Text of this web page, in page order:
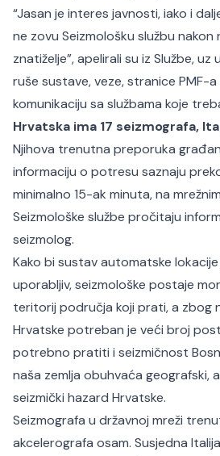
“Jasan je interes javnosti, iako i
ne zovu Seizmološku službu
znatiželje”, apelirali su iz Službe,
ruše sustave, veze, stranice PMF-
komunikaciju sa službama koje
Hrvatska ima 17 seizmografa,
Njihova trenutna preporuka
informaciju o potresu saznaju
minimalno 15-ak minuta, na
Seizmološke službe pročitaju
seizmolog.
Kako bi sustav automatske
uporabljiv, seizmološke postaje
teritorij područja koji prati, a zbog
Hrvatske potreban je veći broj
potrebno pratiti i seizmičnost
naša zemlja obuhvaća geografski,
seizmički hazard Hrvatske.
Seizmografa u državnoj mreži
akcelerografa osam. Susjedna